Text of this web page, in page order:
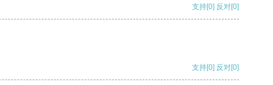
支持[0] 反对[0]
支持[0] 反对[0]